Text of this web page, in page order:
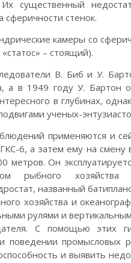
существенный
стенок.
камеры со
– стоящий).
В. Биб и У.
а в 1949 году У. Бартон
в глубинах,
ученых-
применяются и
6, а затем ему на
метров. Он
рыбного
названный
хозяйства и
рулями и
С помощью этих
промысловых
и выявить